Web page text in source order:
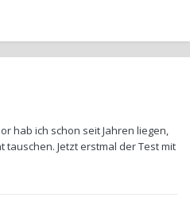
hab ich schon seit Jahren liegen,
Jetzt erstmal der Test mit